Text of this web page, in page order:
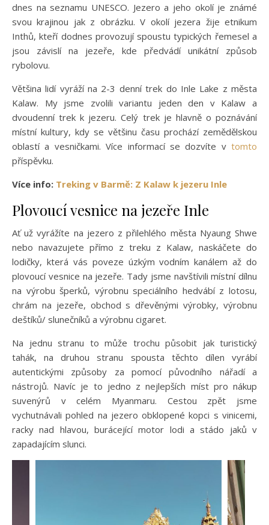
dnes na seznamu UNESCO. Jezero a jeho okolí je známé
svou krajinou jak z obrázku. V okolí jezera žije etnikum
Inthů, kteří dodnes provozují spoustu typických řemesel a
jsou závislí na jezeře, kde předvádí unikátní způsob
rybolovu.
Většina lidí vyráží na 2-3 denní trek do Inle Lake z města
Kalaw. My jsme zvolili variantu jeden den v Kalaw a
dvoudenní trek k jezeru. Celý trek je hlavně o poznávání
místní kultury, kdy se většinu času prochází zemědělskou
oblastí a vesničkami. Více informací se dozvíte v tomto
příspěvku.
Více info: Treking v Barmě: Z Kalaw k jezeru Inle
Plovoucí vesnice na jezeře Inle
Ať už vyrážíte na jezero z přilehlého města Nyaung Shwe
nebo navazujete přímo z treku z Kalaw, naskáčete do
lodičky, která vás poveze úzkým vodním kanálem až do
plovoucí vesnice na jezeře. Tady jsme navštívili místní dílnu
na výrobu šperků, výrobnu speciálního hedvábí z lotosu,
chrám na jezeře, obchod s dřevěnými výrobky, výrobnu
deštíků/ slunečníků a výrobnu cigaret.
Na jednu stranu to může trochu působit jak turistický
tahák, na druhou stranu spousta těchto dílen vyrábí
autentickými způsoby za pomocí původního nářadí a
nástrojů. Navíc je to jedno z nejlepších míst pro nákup
suvenýrů v celém Myanmaru. Cestou zpět jsme
vychutnávali pohled na jezero obklopené kopci s vinicemi,
racky nad hlavou, burácející motor lodi a stádo jaků v
zapadajícím slunci.